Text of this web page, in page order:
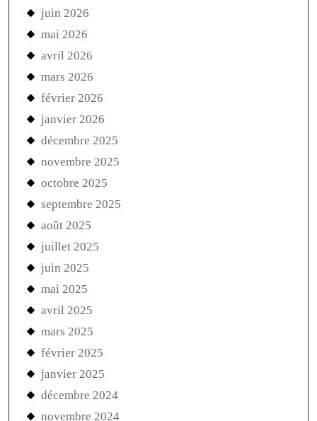
juin 2026
mai 2026
avril 2026
mars 2026
février 2026
janvier 2026
décembre 2025
novembre 2025
octobre 2025
septembre 2025
août 2025
juillet 2025
juin 2025
mai 2025
avril 2025
mars 2025
février 2025
janvier 2025
décembre 2024
novembre 2024